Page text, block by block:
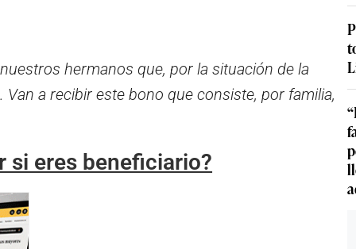
hermanos que, por la situación de la
a recibir este bono que consiste, por familia,
si eres beneficiario?